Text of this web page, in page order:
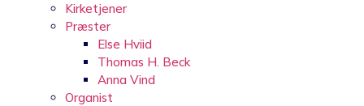
Kirketjener
Præster
Else Hviid
Thomas H. Beck
Anna Vind
Organist